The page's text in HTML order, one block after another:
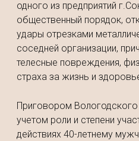
одного из предприятий
общественный порядок,
удары отрезками
соседней организации,
телесные повреждения,
страха за жизнь и
Приговором
учетом роли и степени
действиях 40-летнему